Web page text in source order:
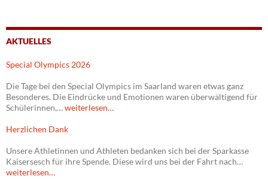
AKTUELLES
Special Olympics 2026
Die Tage bei den Special Olympics im Saarland waren etwas ganz
Besonderes. Die Eindrücke und Emotionen waren überwältigend für
Schülerinnen,…weiterlesen…
Herzlichen Dank
Unsere Athletinnen und Athleten bedanken sich bei der Sparkasse
Kaisersesch für ihre Spende. Diese wird uns bei der Fahrt nach…
weiterlesen…